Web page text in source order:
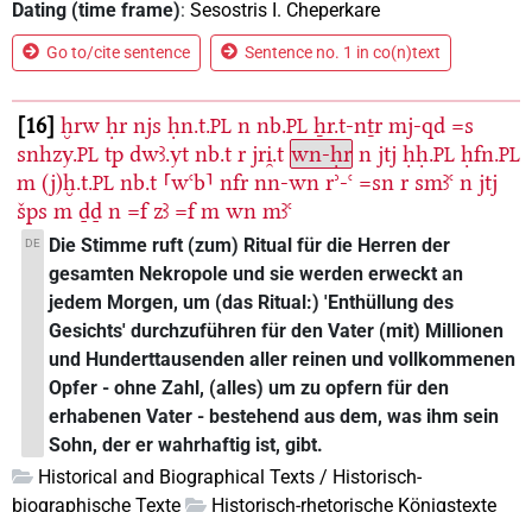
Dating (time frame): Sesostris I. Cheperkare
Go to/cite sentence Sentence no. 1 in co(n)text
16 ḫrw ḥr njs ḥn.t.PL n nb.PL ẖr.t-nṯr mj-qd =s
snhzy.PL tp dwꜣ.yt nb.t r jri̯.t wn-ḥr n jtj ḥḥ.PL ḥfn.PL
m (j)ḫ.t.PL nb.t ⸢wꜥb⸣ nfr nn-wn rʾ-ꜥ =sn r smꜣꜥ n jtj
šps m ḏḏ n =f zꜣ =f m wn mꜣꜥ
DE
Die Stimme ruft (zum) Ritual für die Herren der
gesamten Nekropole und sie werden erweckt an
jedem Morgen, um (das Ritual:) 'Enthüllung des
Gesichts' durchzuführen für den Vater (mit) Millionen
und Hunderttausenden aller reinen und vollkommenen
Opfer - ohne Zahl, (alles) um zu opfern für den
erhabenen Vater - bestehend aus dem, was ihm sein
Sohn, der er wahrhaftig ist, gibt.
Historical and Biographical Texts / Historisch-
biographische Texte
Historisch-rhetorische Königstexte